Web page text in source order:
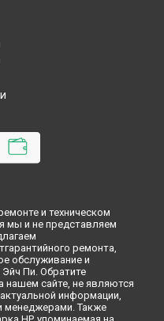
Gen10 (2U) HP в
Gen10 (2U) HP в
Gen10 (2U) HP в
Gen10 (2U) HP в
Gen10 (2U) HP в
Gen10 (2U) HP в
и техническом
мы и не представляем
ремонта,
обслуживание и
Пи. Обратите
нашем сайте, не являются
информации,
менеджерами. Также